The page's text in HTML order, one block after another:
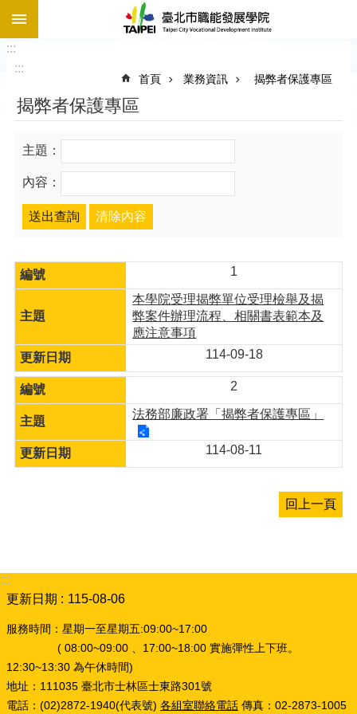
跳到主要內容區塊
:::
:::
首頁 業務資訊 揭弊者保護專區
揭弊者保護專區
主題：
內容：
1
本學院受理揭弊單位受理檢舉及揭
弊案件辦理流程、相關書表範本及
應注意事項
114-09-18
2
法務部廉政署「揭弊者保護專區」
114-08-11
回上一頁
:::
更新日期
115-08-06
服務時間：星期一至星期五:09:00~17:00
( 08:00~09:00 、17:00~18:00 實施彈性上下班。
12:30~13:30 為午休時間)
地址：111035 臺北市士林區士東路301號
電話：(02)2872-1940(代表號) 各組室聯絡電話 傳真：02-2873-1005